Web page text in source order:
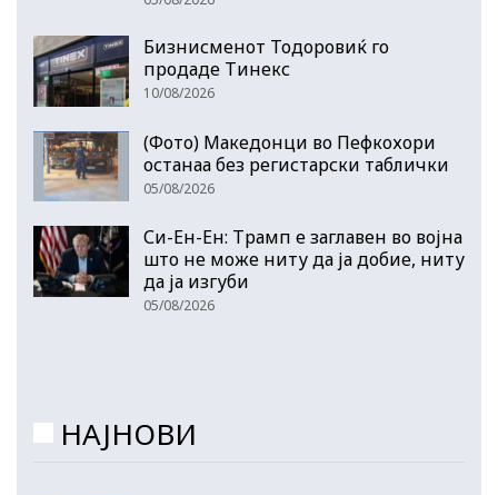
Бизнисменот Тодоровиќ го
продаде Тинекс
10/08/2026
(Фото) Македонци во Пефкохори
останаа без регистарски таблички
05/08/2026
Си-Ен-Ен: Трамп е заглавен во војна
што не може ниту да ја добие, ниту
да ја изгуби
05/08/2026
НАЈНОВИ